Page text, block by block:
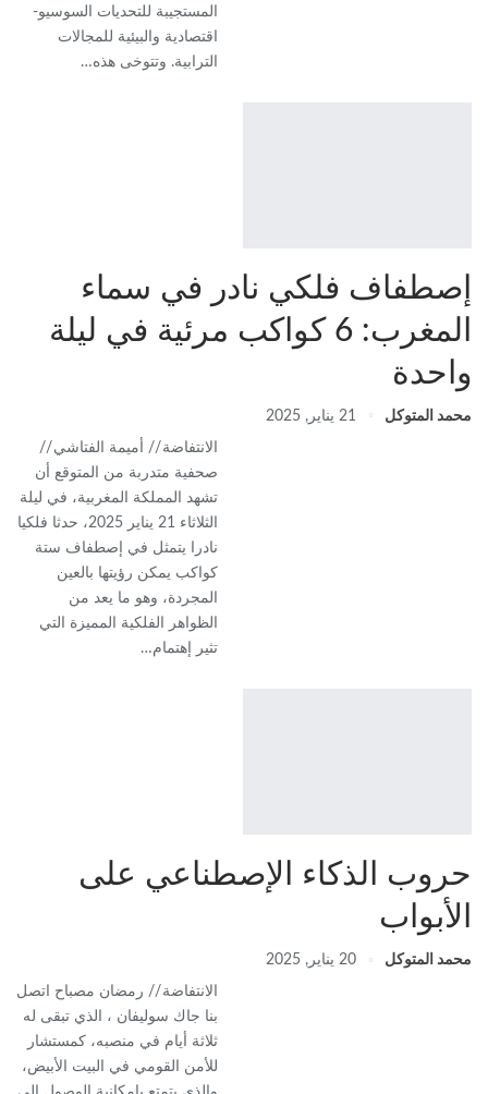
المستجيبة للتحديات السوسيو-
اقتصادية والبيئية للمجالات
الترابية. وتتوخى هذه…
إصطفاف فلكي نادر في سماء
المغرب: 6 كواكب مرئية في ليلة
واحدة
محمد المتوكل 21 يناير, 2025
الانتفاضة // أميمة الفتاشي //
صحفية متدربة من المتوقع أن
تشهد المملكة المغربية، في ليلة
الثلاثاء 21 يناير 2025، حدثا فلكيا
نادرا يتمثل في إصطفاف ستة
كواكب يمكن رؤيتها بالعين
المجردة، وهو ما يعد من
الظواهر الفلكية المميزة التي
تثير إهتمام…
حروب الذكاء الإصطناعي على
الأبواب
محمد المتوكل 20 يناير, 2025
الانتفاضة // رمضان مصباح اتصل
بنا جاك سوليفان ، الذي تبقى له
ثلاثة أيام في منصبه، كمستشار
للأمن القومي في البيت الأبيض،